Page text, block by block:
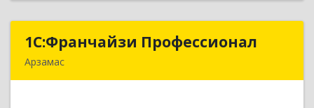
1С:Франчайзи Профессионал
Арзамас
1С:Франчайзи Профессионал